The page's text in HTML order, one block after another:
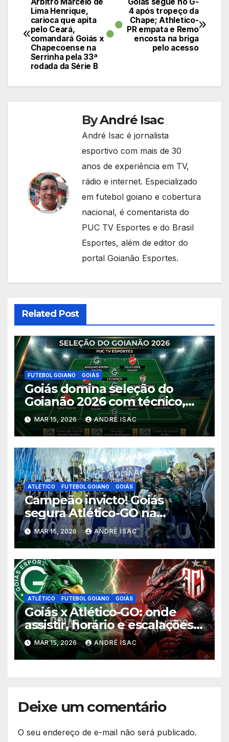
Navegação
de
Post
4 após tropeço da
Chape; Athletico-
PR empata e Remo
encosta na briga
pelo acesso
Lima Henrique,
carioca que apita
pelo Ceará,
comandará Goiás x
Chapecoense na
Serrinha pela 33ª
rodada da Série B
ByAndré Isac
André Isac é jornalista
esportivo com mais de 30
anos de experiência em TV,
rádio e internet. Especializado
em futebol goiano e cobertura
nacional, é comentarista do
PUC TV Esportes e do Brasil
Esportes, além de editor do
portal Goianão Esportes.
Related Post
FUTEBOL GOIANO GOIÁS
Goiás domina seleção do
Goianão 2026 com técnico,
sete jogadores, revelação e
craque do campeonato
MAR 15, 2026 ANDRÉ ISAC
ATLÉTICO FUTEBOL GOIANO GOIÁS
Campeão invicto! Goiás
segura Atlético-GO na
Serrinha e levanta o título do
Goianão 2026
MAR 15, 2026 ANDRÉ ISAC
ATLÉTICO FUTEBOL GOIANO GOIÁS
Goiás x Atlético-GO: onde
assistir, horário e escalações
da final do Goianão 2026
MAR 15, 2026 ANDRÉ ISAC
Deixe um comentário
O seu endereço de e-mail não será publicado.